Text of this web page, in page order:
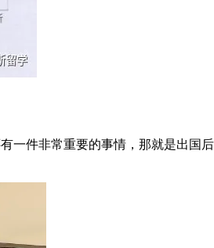
一件非常重要的事情，那就是出国